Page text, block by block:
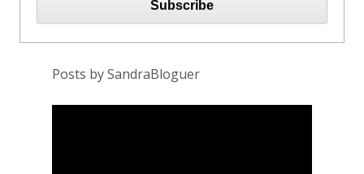
Posts by SandraBloguer